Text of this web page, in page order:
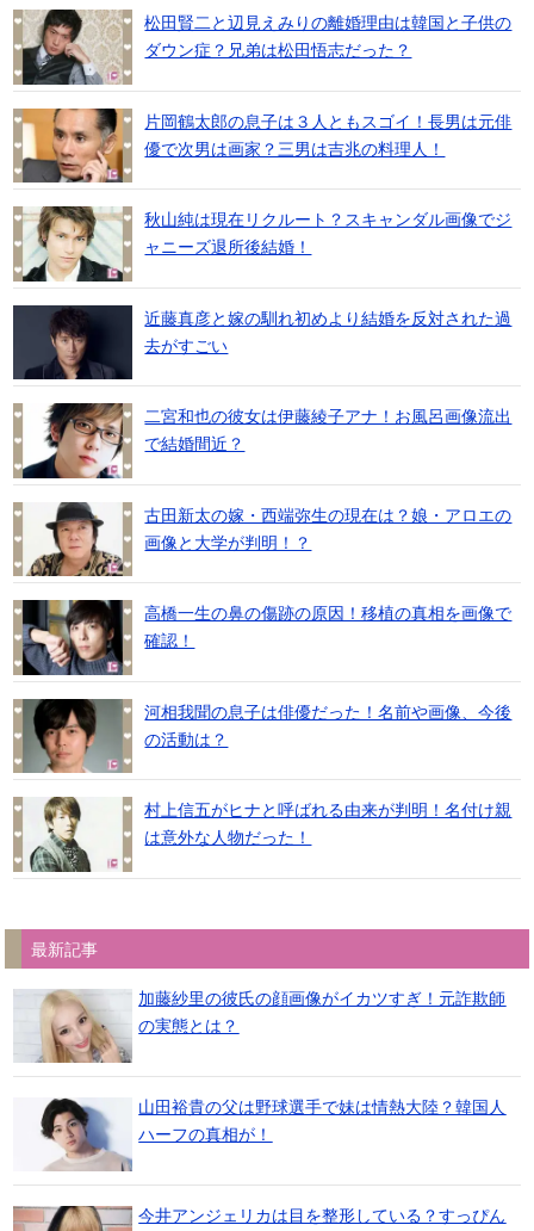
松田賢二と辺見えみりの離婚理由は韓国と子供の
ダウン症？兄弟は松田悟志だった？
片岡鶴太郎の息子は３人ともスゴイ！長男は元俳
優で次男は画家？三男は吉兆の料理人！
秋山純は現在リクルート？スキャンダル画像でジ
ャニーズ退所後結婚！
近藤真彦と嫁の馴れ初めより結婚を反対された過
去がすごい
二宮和也の彼女は伊藤綾子アナ！お風呂画像流出
で結婚間近？
古田新太の嫁・西端弥生の現在は？娘・アロエの
画像と大学が判明！？
高橋一生の鼻の傷跡の原因！移植の真相を画像で
確認！
河相我聞の息子は俳優だった！名前や画像、今後
の活動は？
村上信五がヒナと呼ばれる由来が判明！名付け親
は意外な人物だった！
最新記事
加藤紗里の彼氏の顔画像がイカツすぎ！元詐欺師
の実態とは？
山田裕貴の父は野球選手で妹は情熱大陸？韓国人
ハーフの真相が！
今井アンジェリカは目を整形している？すっぴん